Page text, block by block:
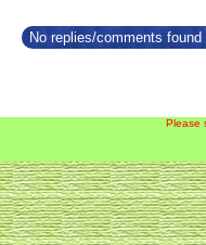
No replies/comments
Please